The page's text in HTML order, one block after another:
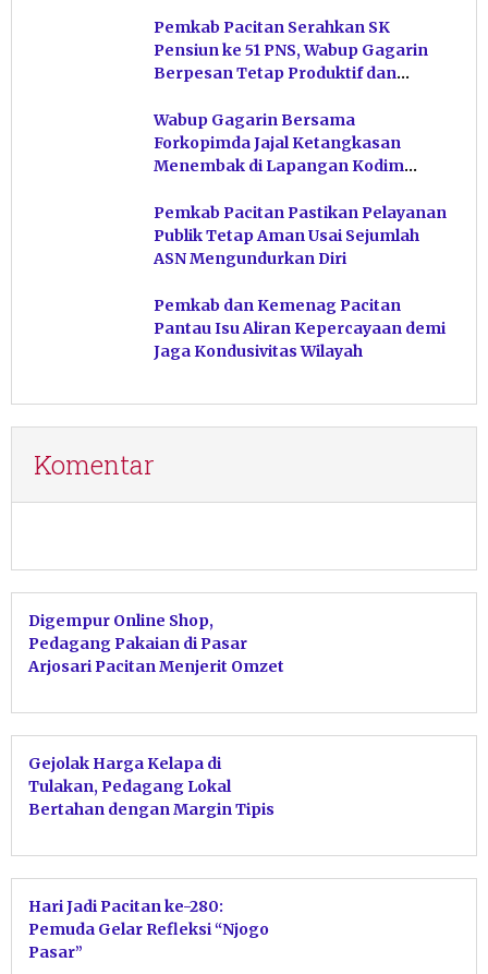
Pemkab Pacitan Serahkan SK
Pensiun ke 51 PNS, Wabup Gagarin
Berpesan Tetap Produktif dan
Wabup Gagarin Bersama
Forkopimda Jajal Ketangkasan
Menembak di Lapangan Kodim
Pemkab Pacitan Pastikan Pelayanan
Publik Tetap Aman Usai Sejumlah
ASN Mengundurkan Diri
Pemkab dan Kemenag Pacitan
Pantau Isu Aliran Kepercayaan demi
Jaga Kondusivitas Wilayah
Komentar
Digempur Online Shop,
Pedagang Pakaian di Pasar
Arjosari Pacitan Menjerit Omzet
Gejolak Harga Kelapa di
Tulakan, Pedagang Lokal
Bertahan dengan Margin Tipis
Hari Jadi Pacitan ke-280:
Pemuda Gelar Refleksi “Njogo
Pasar”